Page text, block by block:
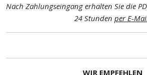
Nach Zahlungseingang erhalten Sie die
24 Stunden per E-
WIR EMPFEHLEN